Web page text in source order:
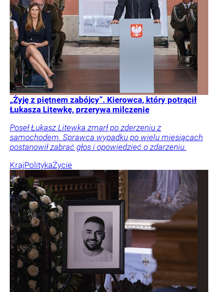
„Żyję z piętnem zabójcy”. Kierowca, który potrącił
Łukasza Litewkę, przerywa milczenie
Poseł Łukasz Litewka zmarł po zderzeniu z
samochodem. Sprawca wypadku po wielu miesiącach
postanowił zabrać głos i opowiedzieć o zdarzeniu.
KrajPolitykaŻycie